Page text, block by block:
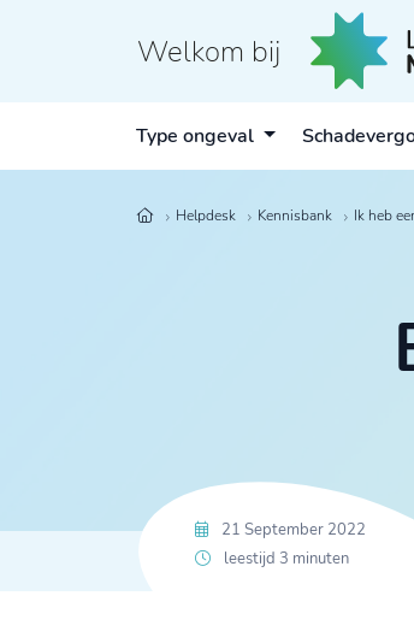
Welkom bij
Type ongeval
Helpdesk Kennisbank Ik heb
21 September 2022
leestijd 3 minuten